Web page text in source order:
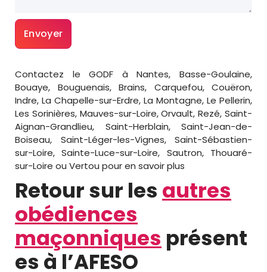
Veuillez laisser ce champ vide.
Contactez le GODF à Nantes, Basse-Goulaine,
Bouaye, Bouguenais, Brains, Carquefou, Couëron,
Indre, La Chapelle-sur-Erdre, La Montagne, Le Pellerin,
Les Sorinières, Mauves-sur-Loire, Orvault, Rezé, Saint-
Aignan-Grandlieu, Saint-Herblain, Saint-Jean-de-
Boiseau, Saint-Léger-les-Vignes, Saint-Sébastien-
sur-Loire, Sainte-Luce-sur-Loire, Sautron, Thouaré-
sur-Loire ou Vertou pour en savoir plus
Retour sur les autres
obédiences
maçonniques présent
es à l’AFESO